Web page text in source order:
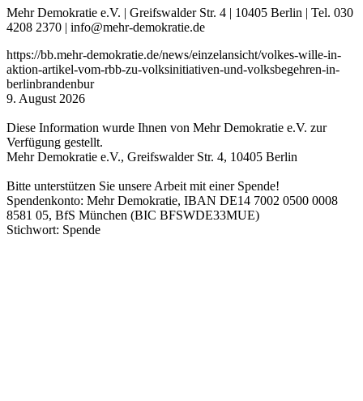
Mehr Demokratie e.V. | Greifswalder Str. 4 | 10405 Berlin | Tel. 030
4208 2370 | info@mehr-demokratie.de
https://bb.mehr-demokratie.de/news/einzelansicht/volkes-wille-in-
aktion-artikel-vom-rbb-zu-volksinitiativen-und-volksbegehren-in-
berlinbrandenbur
9. August 2026
Diese Information wurde Ihnen von Mehr Demokratie e.V. zur
Verfügung gestellt.
Mehr Demokratie e.V., Greifswalder Str. 4, 10405 Berlin
Bitte unterstützen Sie unsere Arbeit mit einer Spende!
Spendenkonto: Mehr Demokratie, IBAN DE14 7002 0500 0008
8581 05, BfS München (BIC BFSWDE33MUE)
Stichwort: Spende